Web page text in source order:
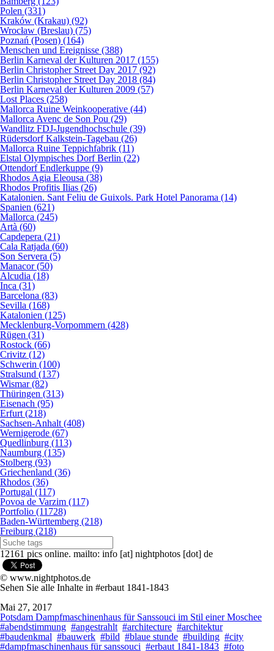
Polen (331)
Kraków (Krakau) (92)
Wrocław (Breslau) (75)
Poznań (Posen) (164)
Menschen und Ereignisse (388)
Berlin Karneval der Kulturen 2017 (155)
Berlin Christopher Street Day 2017 (92)
Berlin Christopher Street Day 2018 (84)
Berlin Karneval der Kulturen 2009 (57)
Lost Places (258)
Mallorca Ruine Weinkooperative (44)
Mallorca Avenc de Son Pou (29)
Wandlitz FDJ-Jugendhochschule (39)
Rüdersdorf Kalkstein-Tagebau (26)
Mallorca Ruine Teppichfabrik (11)
Elstal Olympisches Dorf Berlin (22)
Ottendorf Endlerkuppe (9)
Rhodos Agia Eleousa (38)
Rhodos Profitis Ilias (26)
Katalonien. Sant Feliu de Guixols. Park Hotel Panorama (14)
Spanien (621)
Mallorca (245)
Artà (60)
Capdepera (21)
Cala Ratjada (60)
Son Servera (5)
Manacor (50)
Alcudia (18)
Inca (31)
Barcelona (83)
Sevilla (168)
Katalonien (125)
Mecklenburg-Vorpommern (428)
Rügen (31)
Rostock (66)
Crivitz (12)
Schwerin (100)
Stralsund (137)
Wismar (82)
Thüringen (313)
Eisenach (95)
Erfurt (218)
Sachsen-Anhalt (408)
Wernigerode (67)
Quedlinburg (113)
Naumburg (135)
Stolberg (93)
Griechenland (36)
Rhodos (36)
Portugal (117)
Povoa de Varzim (117)
Portfolio (11728)
Baden-Württemberg (218)
Freiburg (218)
12161 pics online. mailto: info [at] nightphotos [dot] de
© www.nightphotos.de
Sehen Sie alle Inhalte in #erbaut 1841-1843
Mai 27, 2017
Potsdam Dampfmaschinenhaus für Sanssouci im Stil einer Moschee
#abendstimmung #angestrahlt #architecture #architektur
#baudenkmal #bauwerk #bild #blaue stunde #building #city
#dampfmaschinenhaus für sanssouci #erbaut 1841-1843 #foto